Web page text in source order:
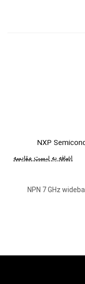
NXP
اضافه به لیست مقایسه